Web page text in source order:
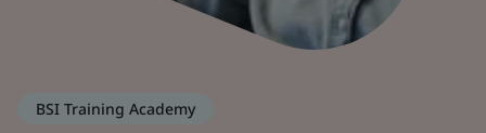
BSI Training Academy